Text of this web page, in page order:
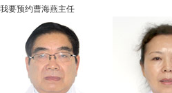
我要预约曹海燕主任